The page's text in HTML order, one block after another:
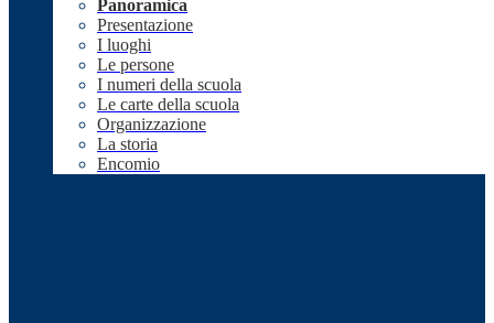
Panoramica
Presentazione
I luoghi
Le persone
I numeri della scuola
Le carte della scuola
Organizzazione
La storia
Encomio